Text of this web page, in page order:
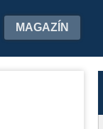
MAGAZÍN